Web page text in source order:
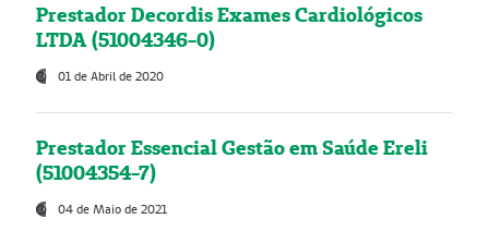
Prestador Decordis Exames Cardiológicos
LTDA (51004346-0)
01 de Abril de 2020
Prestador Essencial Gestão em Saúde Ereli
(51004354-7)
04 de Maio de 2021